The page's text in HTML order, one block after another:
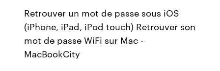
Retrouver un mot de passe sous iOS
(iPhone, iPad, iPod touch) Retrouver son
mot de passe WiFi sur Mac -
MacBookCity